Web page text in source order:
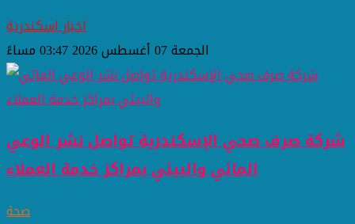
اخبار اسكندرية
الجمعة 07 أغسطس 2026 03:47 مساءً
شركة صرف صحي الإسكندرية تواصل نشر الوعي
المائي والبيئي بمراكز خدمة العملاء
صحة